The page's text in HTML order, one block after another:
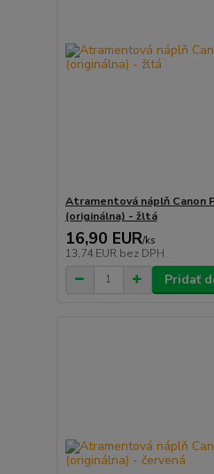
Atramentová náplň Canon
(originálna) - žltá
16,90 EUR/ks
13,74 EUR bez DPH
Pridať